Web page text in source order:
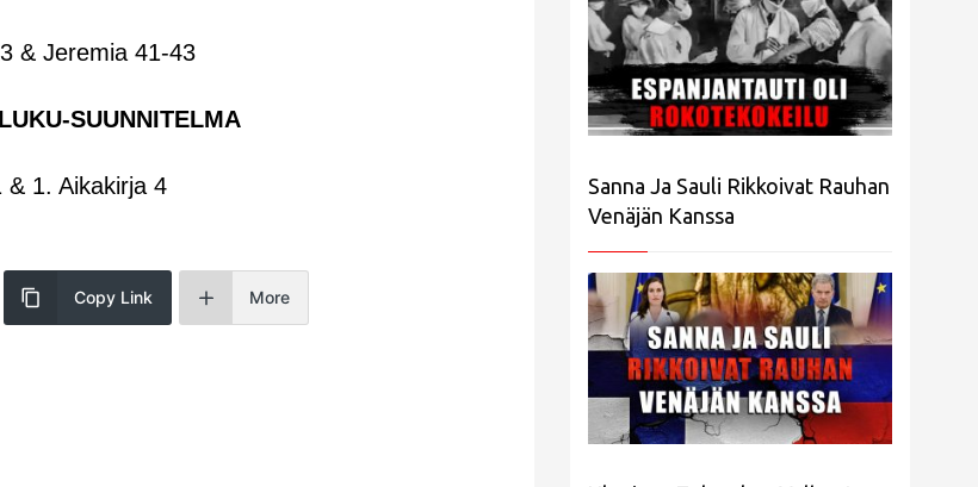
& Jeremia 41-43
SUUNNITELMA
& 1. Aikakirja 4
Copy Link More
Sanna Ja Sauli Rikkoivat Rauhan
Venäjän Kanssa